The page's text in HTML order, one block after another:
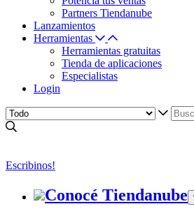
Partners Tiendanube
Lanzamientos
Herramientas
Herramientas gratuitas
Tienda de aplicaciones
Especialistas
Login
Escribinos!
Conocé Tiendanube